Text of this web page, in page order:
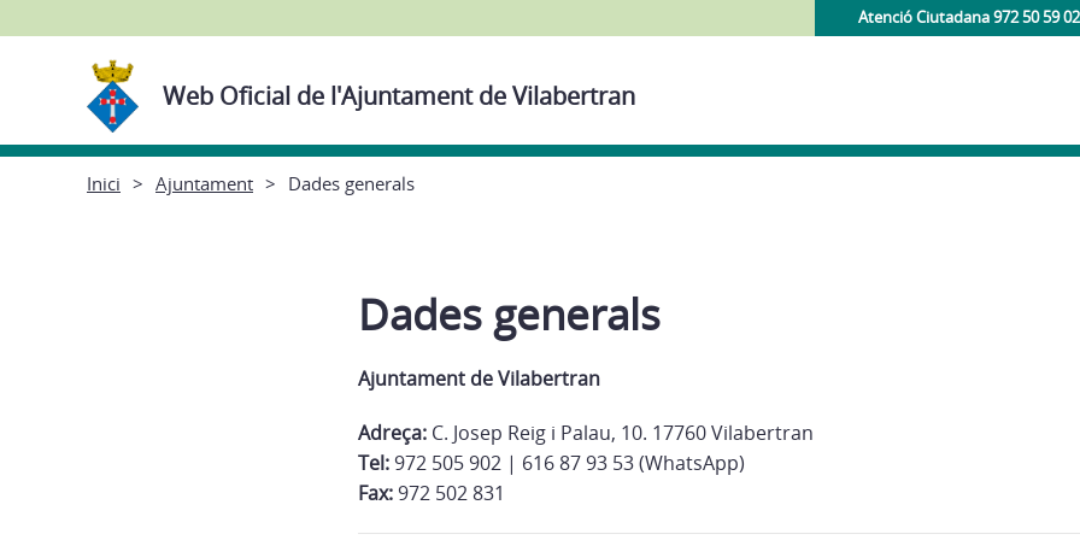
Atenció Ciutadana 972 50 59 02
Web Oficial de l'Ajuntament de Vilabertran
Inici Ajuntament Dades generals
Dades generals
Ajuntament de Vilabertran
Adreça: C. Josep Reig i Palau, 10. 17760 Vilabertran
Tel:972 505 902 | 616 87 93 53 (WhatsApp)
Fax:972 502 831